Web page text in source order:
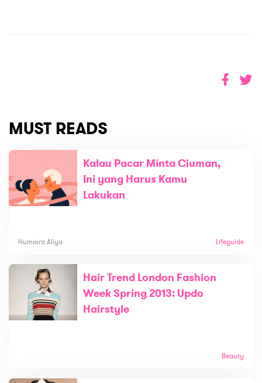
MUST READS
Kalau Pacar Minta Ciuman,
Ini yang Harus Kamu
Lakukan
Humaira Aliya Lifeguide
Hair Trend London Fashion
Week Spring 2013: Updo
Hairstyle
Beauty